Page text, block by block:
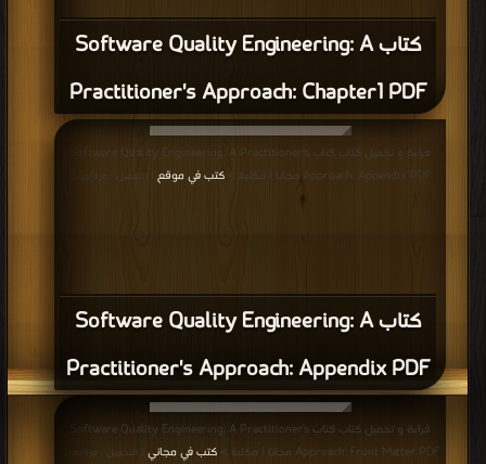
كتاب Software Quality Engineering: A
Practitioner's Approach: Chapter1 PDF
كتاب Software Quality Engineering: A
Practitioner's Approach: Appendix PDF
قراءة و تحميل كتاب كتاب Software Quality Engineering: A Practitioner's
Approach: Appendix PDF مجانا | مكتبة >
كتب في موقع | التحميل : مرة/مرات
قراءة و تحميل كتاب كتاب Software Quality Engineering: A Practitioner's
Approach: Front Matter PDF مجانا | مكتبة >
كتب في مجاني | التحميل : مرة/مرات